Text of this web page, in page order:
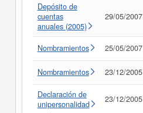
Depósito de
cuentas
anuales (2005)
29/05/2007
Nombramientos 25/05/2007
Nombramientos 23/12/2005
Declaración de
unipersonalidad
23/12/2005